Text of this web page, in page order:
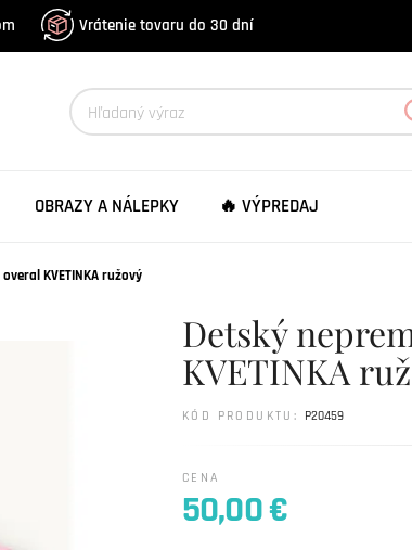
Vrátenie tovaru do 30 dní
OBRAZY A NÁLEPKY 🔥 VÝPREDAJ
KVETINKA ružový
Detský
KVETINKA
KÓD PRODUKTU: P20459
CENA
50,00 €